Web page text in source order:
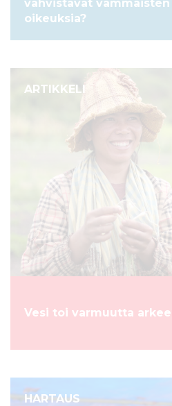
vahvistavat
oikeuksia?
ARTIKKELI
Vesi toi varmuutta
HARTAUS